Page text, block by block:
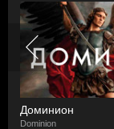
Доминион
Dominion